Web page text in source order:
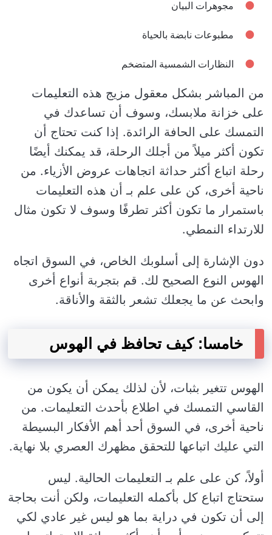
مجوهرات البيان
مطبوعات نابضة بالحياة
النظارات الشمسية المتضخم
من المباشر بشكل معقول مزيج هذه التعليمات
على خزانة ملابسك، وسوف أن تساعدك في
التمسك على الحافة الرائدة. إذا كنت تحتاج أن
تكون أكثر ميلاً من أجلك الرحلة، قد يمكنك أيضًا
رحلة اتباع أكثر حداثة اتجاهات عروض الأزياء. من
ناحية أخرى، كن على علم بـ أن هذه التعليمات
باستمرار ما تكون أكثر تطرفًا وسوف لا تكون مثال
للارتداء النمطي.
دون الإشارة إلى أسلوبك الخاص، في السوق اتجاه
الهوس النوع الصحيح لك. قم بتجربة أنواع أخرى
وابحث عن ما يجعلك تشعر بالثقة والأناقة.
خامسا: كيف تحافظ في الهوس
الهوس تتغير بثبات، لأن لذلك يمكن أن يكون من
القاسي التمسك في اطلاع بأحدث التعليمات. من
ناحية أخرى، في السوق أحد أهم الأفكار البسيطة
التي عليك اتباعها للتحقق مظهرك العصري بلا نهاية.
أولاً، كن على علم بـ التعليمات الحالية. ليس
ستحتاج اتباع كل بأكمله التعليمات، ولكن أنت بحاجة
إلى أن تكون في دراية بما هو ليس غير عادي لكي